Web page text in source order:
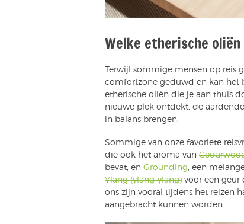
Welke etherische
Terwijl sommige mensen op
comfortzone geduwd en kan het
etherische oliën die je aan thuis
nieuwe plek ontdekt, de
in balans brengen.
Sommige van onze favoriete
die ook het aroma van
bevat, en Grounding, een
Ylang (ylang-ylang) voor een geur
ons zijn vooral tijdens het reizen
aangebracht kunnen worden.